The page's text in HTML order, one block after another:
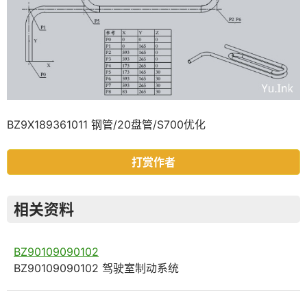
BZ9X189361011 钢管/20盘管/S700优化
打赏作者
相关资料
BZ90109090102
BZ90109090102 驾驶室制动系统